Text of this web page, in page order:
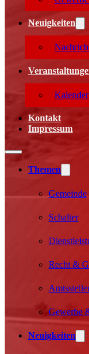
Neuigkeiten
Kalender
Kontakt
Impressum
Themen
Gemeinde
Schalter
Recht &
Gewerbe
Neuigkeiten